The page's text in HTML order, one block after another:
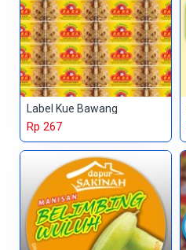
Label Kue Bawang
Rp 267